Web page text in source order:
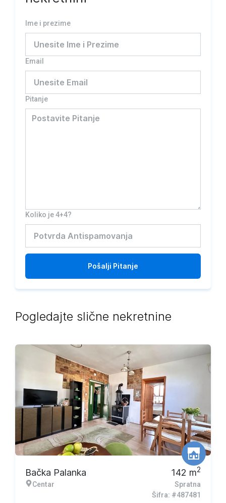
Ime i prezime
Email
Pitanje
Koliko je 4+4?
Pošalji Pitanje
Pogledajte slične nekretnine
Bačka Palanka
Centar
142 m2
Spratna
Šifra: #487481